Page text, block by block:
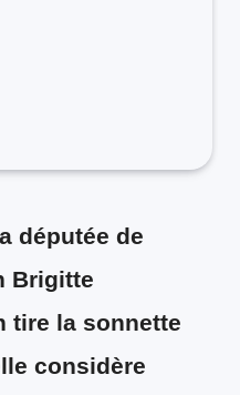
députée de
Brigitte
tire la sonnette
considère